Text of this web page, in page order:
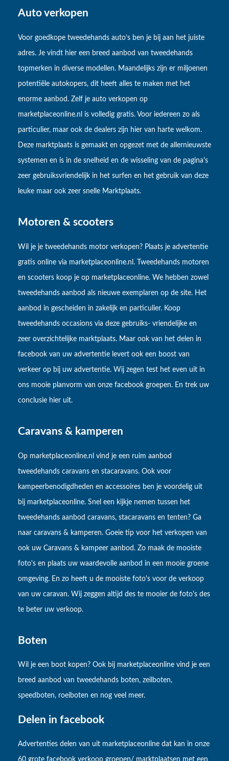
Auto verkopen
Voor goedkope tweedehands auto’s ben je bij aan het juiste
adres. Je vindt hier een breed aanbod van tweedehands
topmerken in diverse modellen. Maandelijks zijn er miljoenen
potentiële autokopers, dit heeft alles te maken met het
enorme aanbod. Zelf je auto verkopen op
marketplaceonline.nl is volledig gratis. Voor iedereen zo als
particulier, maar ook de dealers zijn hier van harte welkom.
Deze marktplaats is gemaakt en opgezet met de allernieuwste
systemen en is in de snelheid en de wisseling van de pagina's
zeer gebruiksvriendelijk in het surfen en het gebruik van deze
leuke maar ook zeer snelle Marktplaats.
Motoren & scooters
Wil je je tweedehands motor verkopen? Plaats je advertentie
gratis online via marketplaceonline.nl. Tweedehands motoren
en scooters koop je op marketplaceonline. We hebben zowel
tweedehands aanbod als nieuwe exemplaren op de site. Het
aanbod in gescheiden in zakelijk en particulier. Koop
tweedehands occasions via deze gebruiks- vriendelijke en
zeer overzichtelijke marktplaats. Maar ook van het delen in
facebook van uw advertentie levert ook een boost van
verkeer op bij uw advertentie. Wij zegen test het even uit in
ons mooie planvorm van onze facebook groepen. En trek uw
conclusie hier uit.
Caravans & kamperen
Op marketplaceonline.nl vind je een ruim aanbod
tweedehands caravans en stacaravans. Ook voor
kampeerbenodigdheden en accessoires ben je voordelig uit
bij marketplaceonline. Snel een kijkje nemen tussen het
tweedehands aanbod caravans, stacaravans en tenten? Ga
naar caravans & kamperen. Goeie tip voor het verkopen van
ook uw Caravans & kampeer aanbod. Zo maak de mooiste
foto's en plaats uw waardevolle aanbod in een mooie groene
omgeving. En zo heeft u de mooiste foto's voor de verkoop
van uw caravan. Wij zeggen altijd des te mooier de foto's des
te beter uw verkoop.
Boten
Wil je een boot kopen? Ook bij marketplaceonline vind je een
breed aanbod van tweedehands boten, zeilboten,
speedboten, roeiboten en nog veel meer.
Delen in facebook
Advertenties delen van uit marketplaceonline dat kan in onze